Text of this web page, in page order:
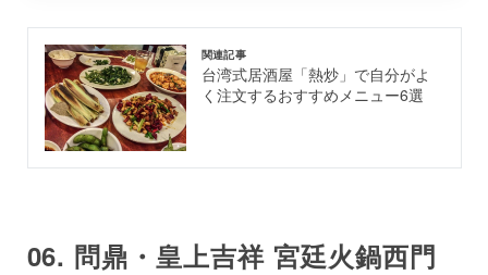
関連記事
台湾式居酒屋「熱炒」で自分がよ
く注文するおすすめメニュー6選
06. 問鼎・皇上吉祥 宮廷火鍋西門